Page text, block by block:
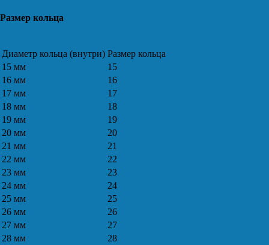
Размер кольца
Диаметр кольца (внутри) Размер кольца
15 мм
15
16 мм
16
17 мм
17
18 мм
18
19 мм
19
20 мм
20
21 мм
21
22 мм
22
23 мм
23
24 мм
24
25 мм
25
26 мм
26
27 мм
27
28 мм
28